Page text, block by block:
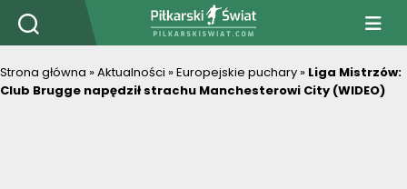
PiłkarskiSwiat.com
Strona główna »Aktualności »Europejskie puchary » Liga Mistrzów:
Club Brugge napędził strachu Manchesterowi City (WIDEO)